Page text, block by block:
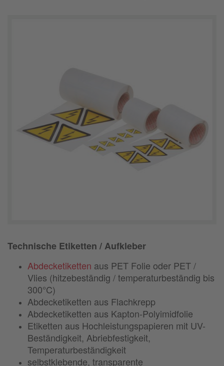
Technische Etiketten / Aufkleber
Abdecketiketten aus PET Folie oder PET /
Vlies (hitzebeständig / temperaturbeständig bis
300°C)
Abdecketiketten aus Flachkrepp
Abdecketiketten aus Kapton-Polyimidfolie
Etiketten aus Hochleistungspapieren mit UV-
Beständigkeit, Abriebfestigkeit,
Temperaturbeständigkeit
selbstklebende, transparente